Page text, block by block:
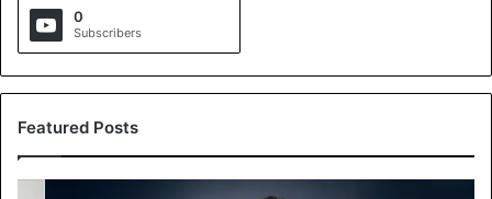
0
Subscribers
Featured Posts